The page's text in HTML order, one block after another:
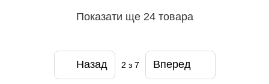
Показати ще 24 товара
Назад 2 з 7 Вперед